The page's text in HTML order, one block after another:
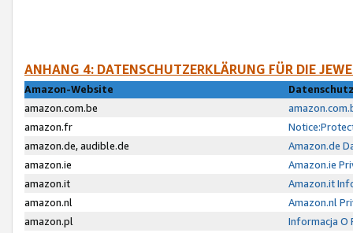
ANHANG 4: DATENSCHUTZERKLÄRUNG FÜR DIE
Amazon-Website
amazon.com.be
amazon.fr
amazon.de, audible.de
Amazon.de
amazon.ie
Amazon.ie
amazon.it
Amazon.it
amazon.nl
Amazon.nl
amazon.pl
Informacja O